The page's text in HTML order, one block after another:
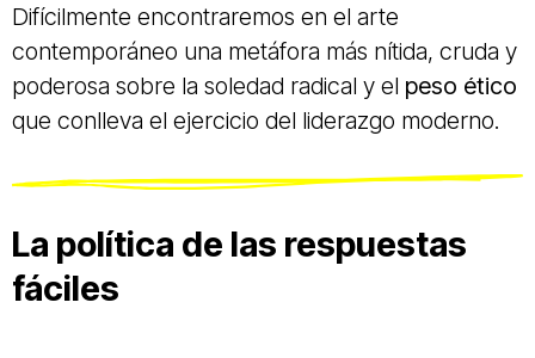
Difícilmente encontraremos en el arte
contemporáneo una metáfora más nítida, cruda y
poderosa sobre la soledad radical y el peso ético
que conlleva el ejercicio del liderazgo moderno.
La política de las respuestas
fáciles